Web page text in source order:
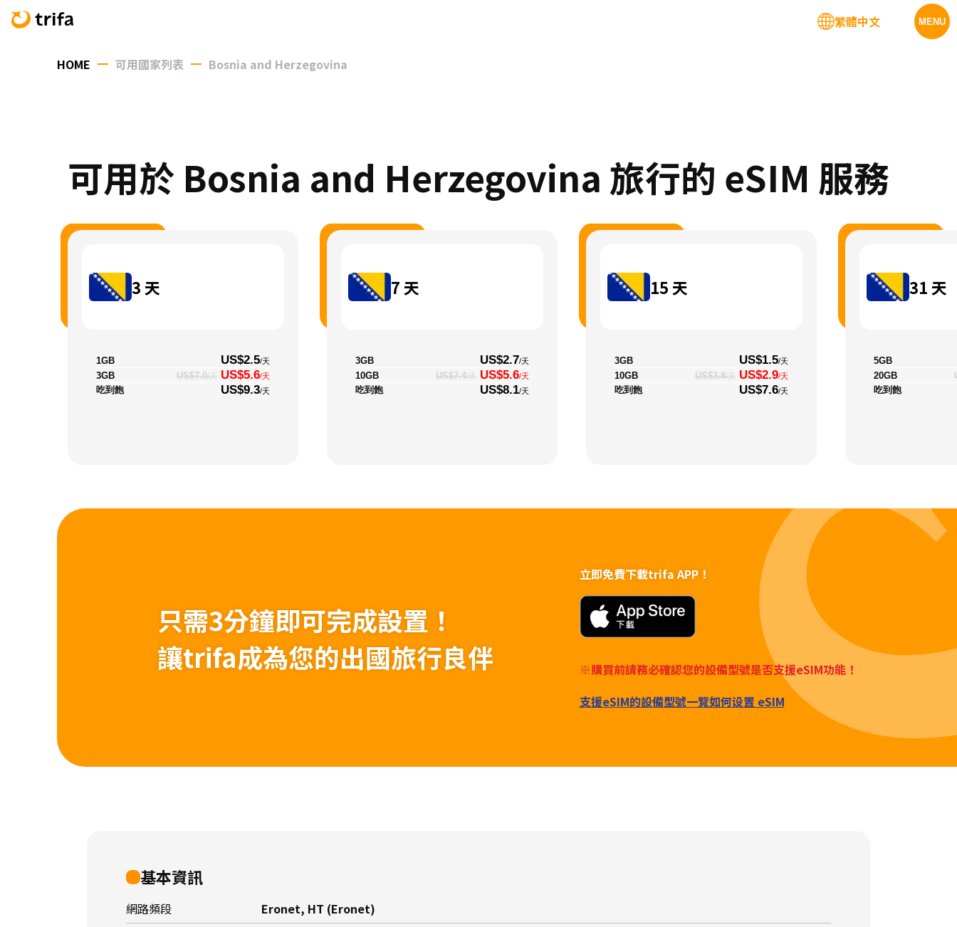
MENU
繁體中文
HOME 可用國家列表 Bosnia and Herzegovina
可用於 Bosnia and Herzegovina 旅行的 eSIM 服務
3 天
1GB US$2.5/天
3GB US$7.0/天 US$5.6/天
吃到飽 US$9.3/天
7 天
3GB US$2.7/天
10GB US$7.4/天 US$5.6/天
吃到飽 US$8.1/天
15 天
3GB US$1.5/天
10GB US$3.8/天 US$2.9/天
吃到飽 US$7.6/天
31 天
5GB
20GB
吃到飽
只需3分鐘即可完成設置！
讓trifa成為您的出國旅行良伴
立即免費下載trifa APP！
※購買前請務必確認您的設備型號是否支援eSIM功能！
支援eSIM的設備型號一覽如何设置 eSIM
基本資訊
網路頻段
Eronet, HT (Eronet)